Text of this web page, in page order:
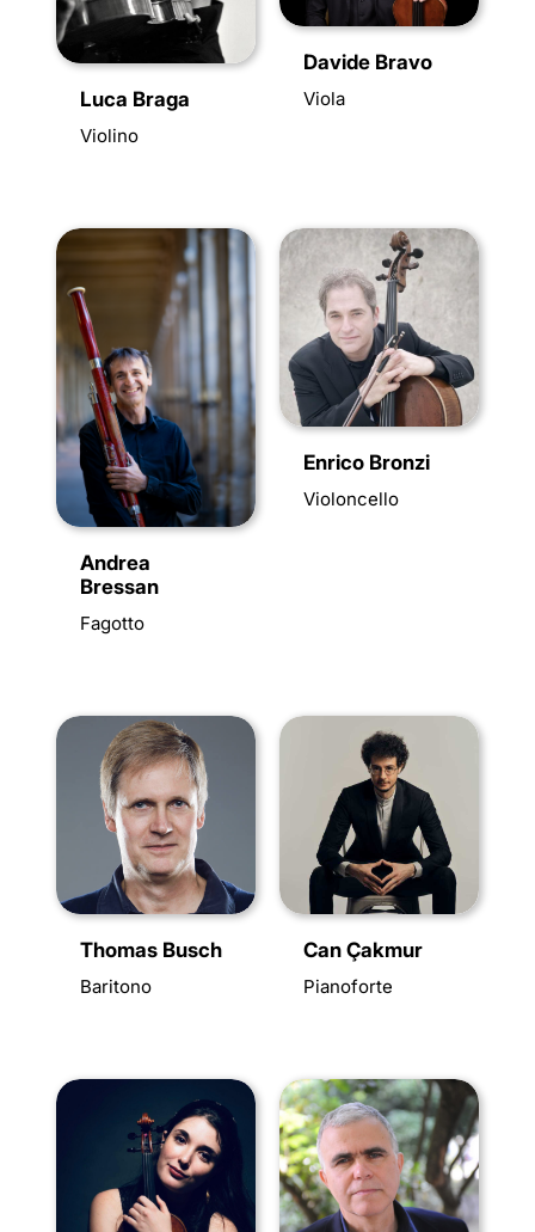
Luca Braga
Violino
Davide Bravo
Viola
Andrea
Bressan
Fagotto
Enrico Bronzi
Violoncello
Thomas Busch
Baritono
Can Çakmur
Pianoforte